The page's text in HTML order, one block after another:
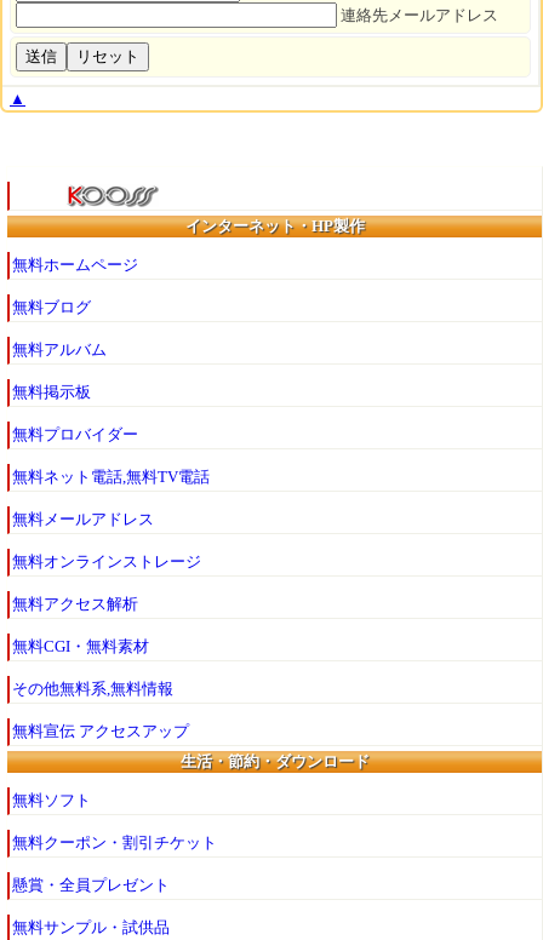
連絡先メールアドレス
▲
インターネット・HP製作
無料ホームページ
無料ブログ
無料アルバム
無料掲示板
無料プロバイダー
無料ネット電話,無料TV電話
無料メールアドレス
無料オンラインストレージ
無料アクセス解析
無料CGI・無料素材
その他無料系,無料情報
無料宣伝 アクセスアップ
生活・節約・ダウンロード
無料ソフト
無料クーポン・割引チケット
懸賞・全員プレゼント
無料サンプル・試供品